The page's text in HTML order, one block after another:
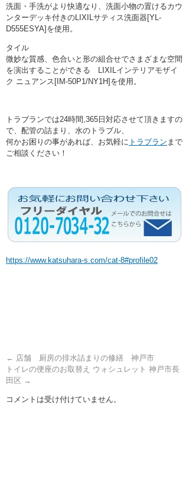
洗面・手洗がより快適なり、洗面小物の置けるカウ
ンターデッキ付きのLIXILサティス洗面器[YL-
D555ESYA]を使用。
タイル
微妙な質感、色合いと形の組合せでさまざまな空間
を演出することができる LIXILインテリアモザイ
ク ニュアンス[IM-50P1/NY1H]を使用。
トラブランでは24時間,365日対応させて頂きますの
で、配管の詰まり、水のトラブル、
何かお困りの事があれば、お気軽に トラブラン まで
ご相談ください！
https://www.katsuhara-s.com/cat-8#profile02
← 店舗 厨房の排水詰まりの修繕 神戸市
トイレの便座のお取替え ウォシュレット 神戸市長
田区 →
コメントは受け付けていません。